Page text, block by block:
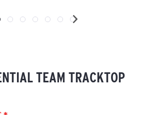
TEAM TRACKTOP